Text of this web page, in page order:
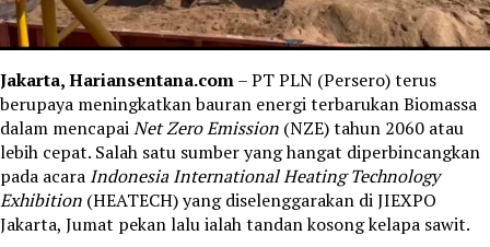
Jakarta, Hariansentana.com– PT PLN (Persero) terus
berupaya meningkatkan bauran energi terbarukan Biomassa
dalam mencapaiNet Zero Emission (NZE) tahun 2060 atau
lebih cepat. Salah satu sumber yang hangat diperbincangkan
pada acara Indonesia International Heating Technology
Exhibition (HEATECH) yang diselenggarakan di JIEXPO
Jakarta, Jumat pekan lalu ialah tandan kosong kelapa sawit.